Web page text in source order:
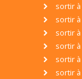
sortir à
sortir à
sortir à
sortir à
sortir à
sortir à